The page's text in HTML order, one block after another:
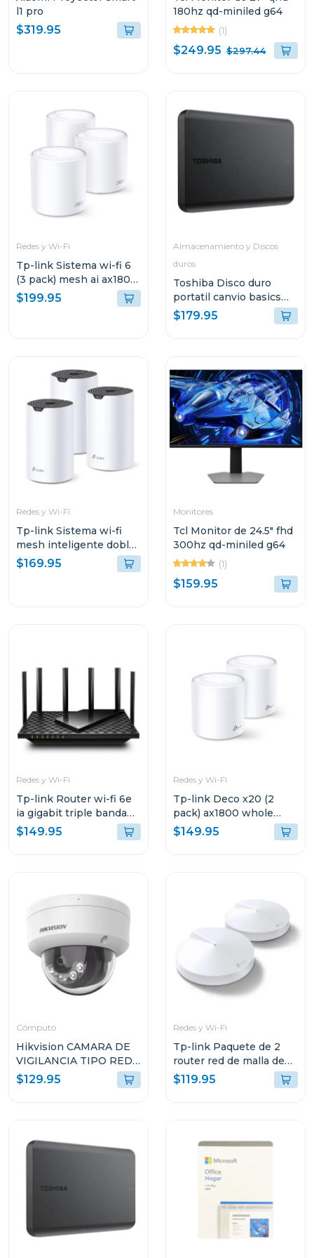
l1 pro
$319.95
180hz qd-miniled g64
(1)
$249.95 $297.44
Redes y Wi-Fi
Tp-link Sistema wi-fi 6
(3 pack) mesh ai ax1800
3 pack decox20
$199.95
Almacenamiento y Discos
duros
Toshiba Disco duro
portatil canvio basics
hdd de 4tb hdtb540xk
$179.95
Redes y Wi-Fi
Tp-link Sistema wi-fi
mesh inteligente doble
banda a1900 3 pack
$169.95
Monitores
Tcl Monitor de 24.5" fhd
300hz qd-miniled g64
(1)
$159.95
Redes y Wi-Fi
Tp-link Router wi-fi 6e
ia gigabit triple banda
axe5400
$149.95
Redes y Wi-Fi
Tp-link Deco x20 (2
pack) ax1800 whole
home mesh
$149.95
Cómputo
Hikvision CAMARA DE
VIGILANCIA TIPO RED
DOMO CON LUZ
HÍBRIDA INTELIGENTE
$129.95
Redes y Wi-Fi
Tp-link Paquete de 2
router red de malla de
wi-fi whole home mesh
ac1300 deco m5
$119.95